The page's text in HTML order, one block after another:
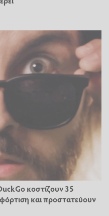
κοστίζουν 35
και προστατεύουν